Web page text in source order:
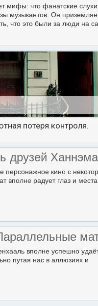
мифы: что фанатские
музыкантов. Он
что это были за люди на
потеря контроля.
друзей Ханнэма
персонажное кино с
вполне радует глаз и
вполне успешно
путая нас в аллюзиях и